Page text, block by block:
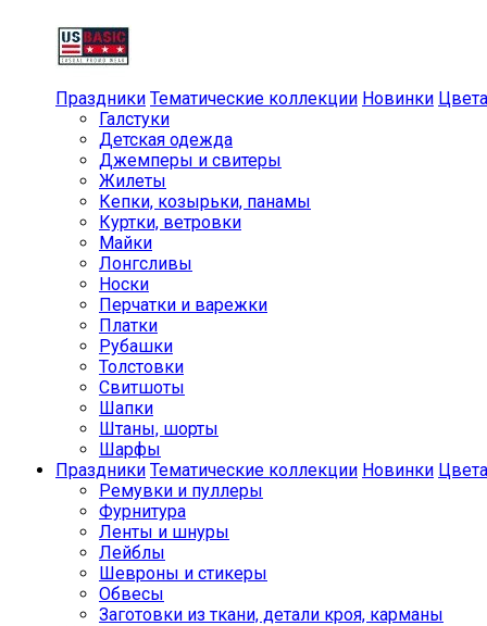
Праздники Тематические коллекции Новинки Цвета
Галстуки
Детская одежда
Джемперы и свитеры
Жилеты
Кепки, козырьки, панамы
Куртки, ветровки
Майки
Лонгсливы
Носки
Перчатки и варежки
Платки
Рубашки
Толстовки
Свитшоты
Шапки
Штаны, шорты
Шарфы
Праздники Тематические коллекции Новинки Цвета
Ремувки и пуллеры
Фурнитура
Ленты и шнуры
Лейблы
Шевроны и стикеры
Обвесы
Заготовки из ткани, детали кроя, карманы